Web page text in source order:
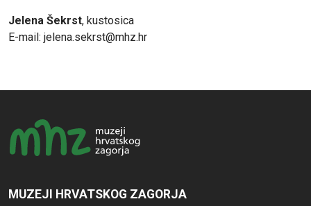
Jelena Šekrst, kustosica
E-mail: jelena.sekrst@mhz.hr
MUZEJI HRVATSKOG ZAGORJA